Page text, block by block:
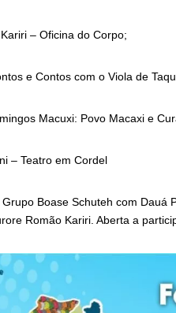
– Oficina do Corpo;
e Contos com o Viola de
Macuxi: Povo Macaxi e
– Teatro em Cordel
Boase Schuteh com Dauá
Romão Kariri. Aberta a